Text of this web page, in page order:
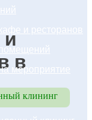
и ресторанов
мероприятие
клининг
и
в